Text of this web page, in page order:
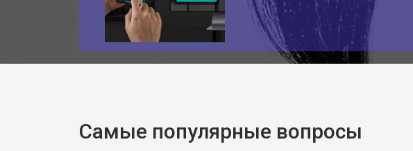
Самые популярные вопросы